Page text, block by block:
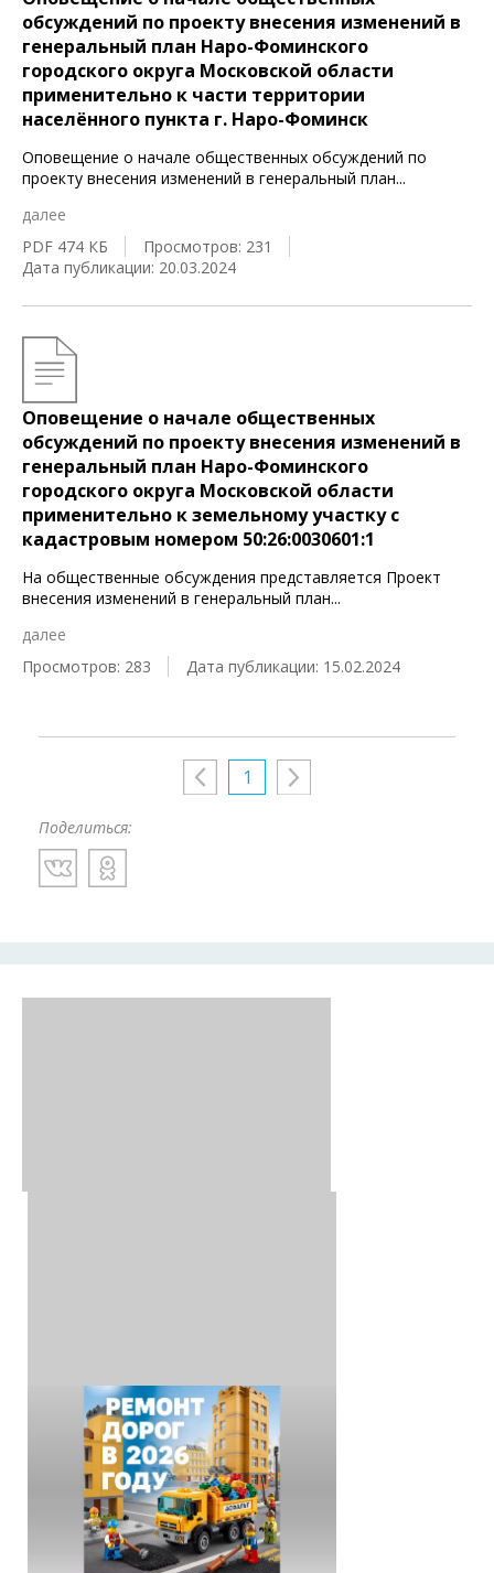
обсуждений по проекту внесения изменений в
генеральный план Наро-Фоминского
городского округа Московской области
применительно к части территории
населённого пункта г. Наро-Фоминск
Оповещение о начале общественных обсуждений по
проекту внесения изменений в генеральный план...
далее
PDF 474 КБ
Просмотров: 231
Дата публикации: 20.03.2024
Оповещение о начале общественных
обсуждений по проекту внесения изменений в
генеральный план Наро-Фоминского
городского округа Московской области
применительно к земельному участку с
кадастровым номером 50:26:0030601:1
На общественные обсуждения представляется Проект
внесения изменений в генеральный план...
далее
Просмотров: 283
Дата публикации: 15.02.2024
1
Поделиться: